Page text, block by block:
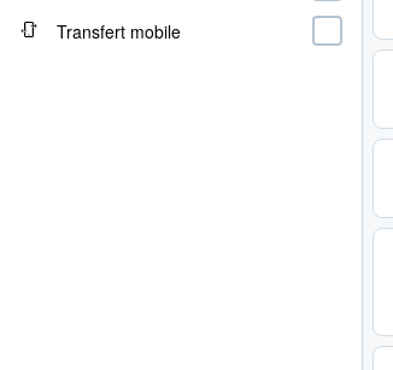
Transfert mobile